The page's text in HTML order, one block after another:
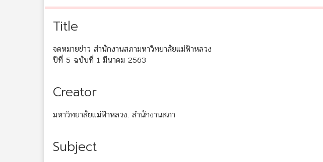
Title
จดหมายข่าว สำนักงานสภามหาวิทยาลัยแม่ฟ้าหลวง
ปีที่ 5 ฉบับที่ 1 มีนาคม 2563
Creator
มหาวิทยาลัยแม่ฟ้าหลวง. สำนักงานสภา
Subject